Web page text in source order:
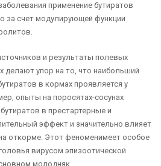
применение бутиратов
за счет модулирующей функции
и результаты полевых
делают упор на то, что наибольший
в кормах проявляется у
опыты на поросятах-сосунах
в престартерные и
эффект и значительно влияет
откорме. Этот феноменимеет особое
вирусом эпизоотической
молодняк.